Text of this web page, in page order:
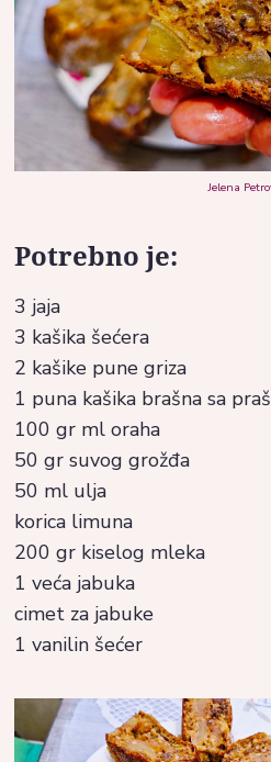
Jelena
Potrebno je:
3 jaja
3 kašika šećera
2 kašike pune griza
1 puna kašika brašna sa
100 gr ml oraha
50 gr suvog grožđa
50 ml ulja
korica limuna
200 gr kiselog mleka
1 veća jabuka
cimet za jabuke
1 vanilin šećer